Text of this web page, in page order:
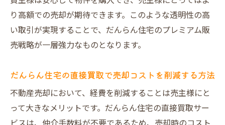
り高額での売却が期待できます。このような透明性の高
い取引が実現することで、だんらん住宅のプレミアム販
売戦略が一層強力なものとなります。
だんらん住宅の直接買取で売却コストを削減する方法
不動産売却において、経費を削減することは売主様にと
って大きなメリットです。だんらん住宅の直接買取サー